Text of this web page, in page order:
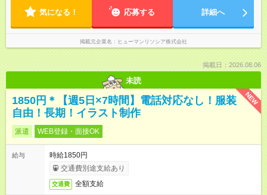
気になる！ 応募する 詳細へ
掲載元企業名 ヒューマンリソシア株式会社
掲載日：2026.08.06
未読
NEW
1850円＊【週5日×7時間】電話対応なし！服装
自由！長期！イラスト制作
派遣 WEB登録・面接OK
給与
時給1850円
交通費別途支給あり
交通費 全額支給